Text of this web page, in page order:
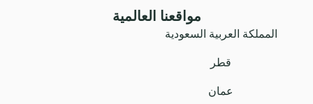
مواقعنا العالمية
المملكة العربية السعودية
قطر
عمان